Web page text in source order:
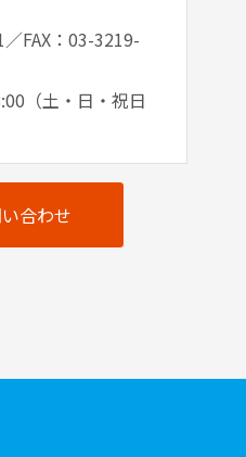
FAX：03-3219-
（土・日・祝日
合わせ